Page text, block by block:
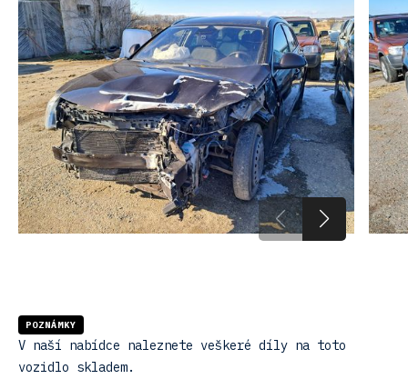
POZNÁMKY
V naší nabídce naleznete veškeré díly na toto
vozidlo skladem.